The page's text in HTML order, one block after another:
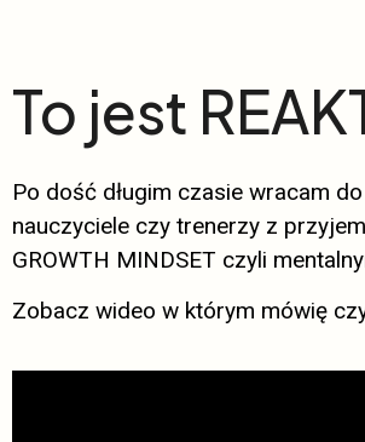
To jest
Po dość długim czasie wracam
nauczyciele czy trenerzy z
GROWTH MINDSET czyli
Zobacz wideo w którym mówię